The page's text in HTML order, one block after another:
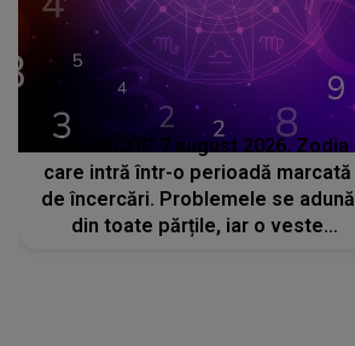
HOROSCOP 7 august 2026. Zodia
care intră într-o perioadă marcată
de încercări. Problemele se adună
din toate părțile, iar o veste